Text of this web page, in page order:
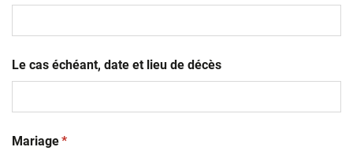
MM
Le cas échéant, date et lieu de décès
Mariage(obligatoire)
*